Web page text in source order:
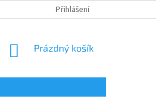
PODMÍNKY OCHRANY OSOBNÍCH ÚDAJŮ
Přihlášení
NÁKUPNÍ
Prázdný košík